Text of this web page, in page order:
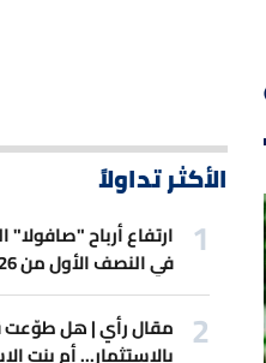
الأكثر تداولاً
في النصف الأول من 2026
مقال رأي | هل طوّعت
بالاستثمار... أم بنت